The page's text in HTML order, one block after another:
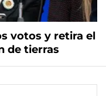
votos y retira el
de tierras